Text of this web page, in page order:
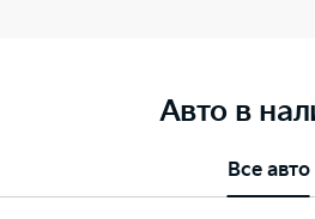
Авто в
Все авто